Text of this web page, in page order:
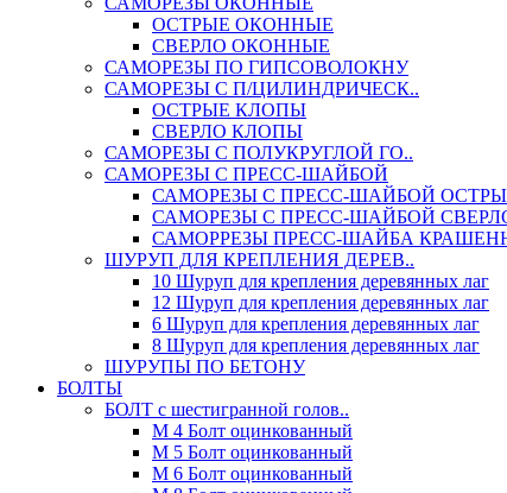
ОСТРЫЕ ОКОННЫЕ
СВЕРЛО ОКОННЫЕ
САМОРЕЗЫ ПО ГИПСОВОЛОКНУ
САМОРЕЗЫ С П/ЦИЛИНДРИЧЕСК..
ОСТРЫЕ КЛОПЫ
СВЕРЛО КЛОПЫ
САМОРЕЗЫ С ПОЛУКРУГЛОЙ ГО..
САМОРЕЗЫ С ПРЕСС-ШАЙБОЙ
САМОРЕЗЫ С ПРЕСС-ШАЙБОЙ
САМОРЕЗЫ С ПРЕСС-ШАЙБОЙ
САМОРРЕЗЫ ПРЕСС-ШАЙБА
ШУРУП ДЛЯ КРЕПЛЕНИЯ ДЕРЕВ..
10 Шуруп для крепления деревянных лаг
12 Шуруп для крепления деревянных лаг
6 Шуруп для крепления деревянных лаг
8 Шуруп для крепления деревянных лаг
ШУРУПЫ ПО БЕТОНУ
БОЛТЫ
БОЛТ с шестигранной голов..
М 4 Болт оцинкованный
М 5 Болт оцинкованный
М 6 Болт оцинкованный